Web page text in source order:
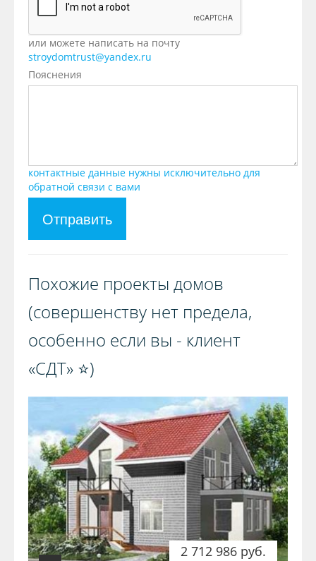
или можете написать на почту
stroydomtrust@yandex.ru
Пояснения
контактные данные нужны исключительно для
обратной связи с вами
Отправить
Похожие проекты домов
(совершенству нет предела,
особенно если вы - клиент
«СДТ» ⭐️)️
2 712 986 руб.